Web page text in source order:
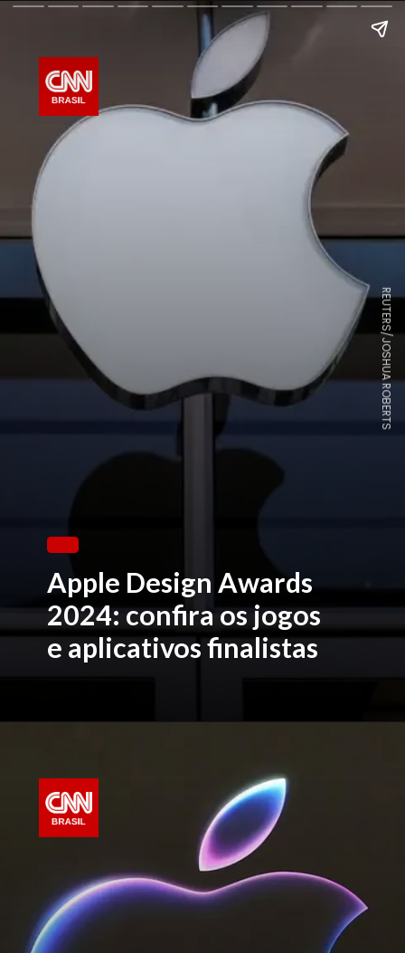
Apple Design Awards
2024: confira os jogos
e aplicativos finalistas
REUTERS/JOSHUA ROBERTS